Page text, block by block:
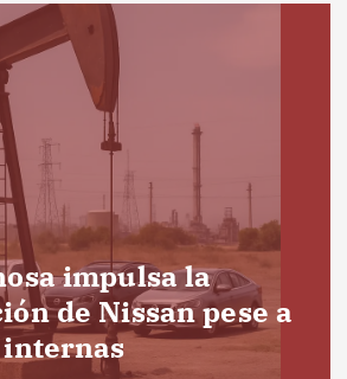
impulsa la
de Nissan pese a